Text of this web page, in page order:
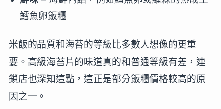
鱈魚卵飯糰
米飯的品質和海苔的等級比多數人想像的更重
要。高級海苔片的味道真的和普通等級有差，連
鎖店也深知這點，這正是部分飯糰價格較高的原
因之一。